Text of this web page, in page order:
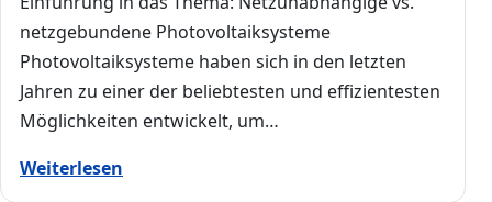
netzgebundene Photovoltaiksysteme
Photovoltaiksysteme haben sich in den letzten
Jahren zu einer der beliebtesten und effizientesten
Möglichkeiten entwickelt, um…
Weiterlesen